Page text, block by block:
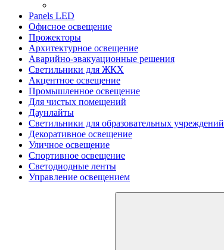
Panels LED
Офисное освещение
Прожекторы
Архитектурное освещение
Аварийно-эвакуационные решения
Светильники для ЖКХ
Акцентное освещение
Промышленное освещение
Для чистых помещений
Даунлайты
Светильники для образовательных учреждений
Декоративное освещение
Уличное освещение
Спортивное освещение
Светодиодные ленты
Управление освещением